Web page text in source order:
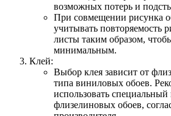
возможных потерь и
При совмещении рисунка
учитывать повторяемость
листы таким образом,
минимальным.
Клей:
Выбор клея зависит от
типа виниловых обоев.
использовать специальный
флизелиновых обоев,